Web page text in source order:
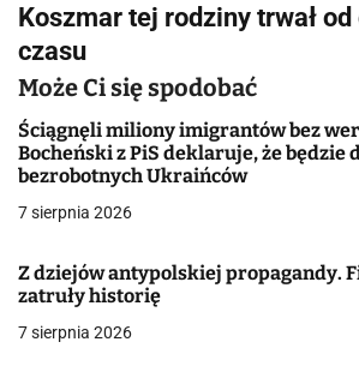
a
c
j
a
w
i
s
Koszmar tej rodziny trwał od
czasu
Może Ci się spodobać
Ściągnęli miliony imigrantów bez
Bocheński z PiS deklaruje, że będzie
bezrobotnych Ukraińców
7 sierpnia 2026
Z dziejów antypolskiej propagandy.
zatruły historię
7 sierpnia 2026